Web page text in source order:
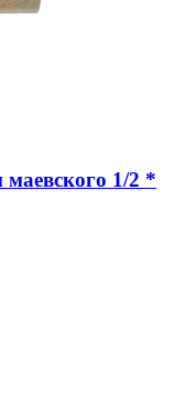
1/2 *